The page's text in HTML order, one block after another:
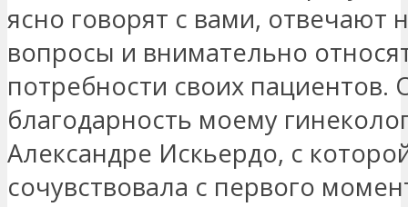
ясно говорят с вами, отвечают
вопросы и внимательно
потребности своих пациентов.
благодарность моему
Александре Искьердо, с
сочувствовала с первого